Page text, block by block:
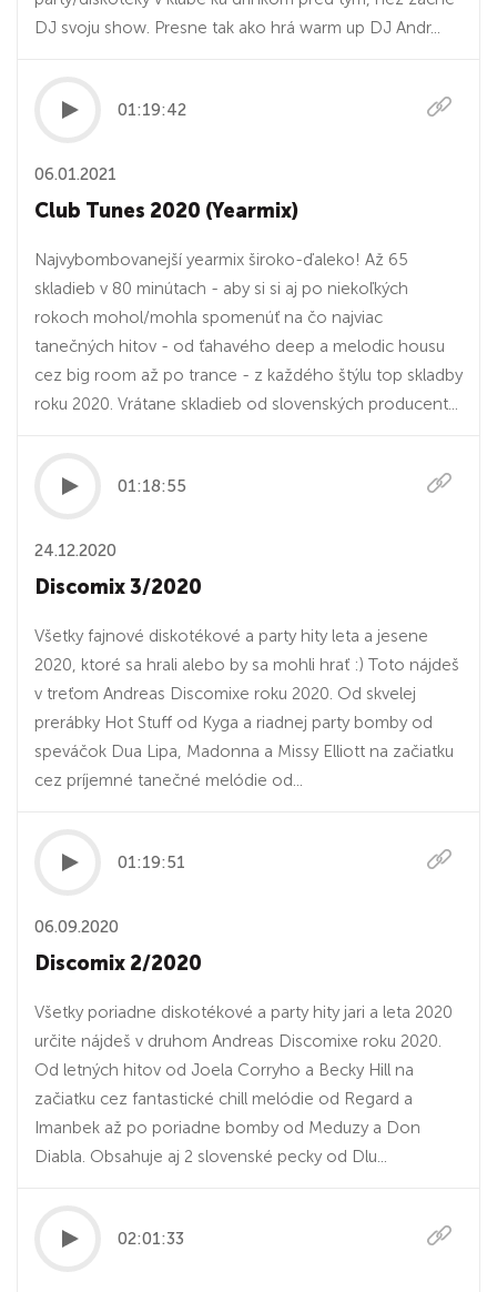
DJ svoju show. Presne tak ako hrá warm up DJ Andr...
01:19:42
06.01.2021
Club Tunes 2020 (Yearmix)
Najvybombovanejší yearmix široko-ďaleko! Až 65
skladieb v 80 minútach - aby si si aj po niekoľkých
rokoch mohol/mohla spomenúť na čo najviac
tanečných hitov - od ťahavého deep a melodic housu
cez big room až po trance - z každého štýlu top skladby
roku 2020. Vrátane skladieb od slovenských producent...
01:18:55
24.12.2020
Discomix 3/2020
Všetky fajnové diskotékové a party hity leta a jesene
2020, ktoré sa hrali alebo by sa mohli hrať :) Toto nájdeš
v treťom Andreas Discomixe roku 2020. Od skvelej
prerábky Hot Stuff od Kyga a riadnej party bomby od
speváčok Dua Lipa, Madonna a Missy Elliott na začiatku
cez príjemné tanečné melódie od...
01:19:51
06.09.2020
Discomix 2/2020
Všetky poriadne diskotékové a party hity jari a leta 2020
určite nájdeš v druhom Andreas Discomixe roku 2020.
Od letných hitov od Joela Corryho a Becky Hill na
začiatku cez fantastické chill melódie od Regard a
Imanbek až po poriadne bomby od Meduzy a Don
Diabla. Obsahuje aj 2 slovenské pecky od Dlu...
02:01:33